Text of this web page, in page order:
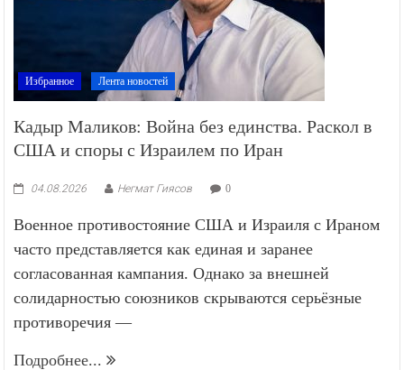
Избранное Лента новостей
Кадыр Маликов: Война без единства. Раскол в
США и споры с Израилем по Иран
04.08.2026 Негмат Гиясов 0
Военное противостояние США и Израиля с Ираном
часто представляется как единая и заранее
согласованная кампания. Однако за внешней
солидарностью союзников скрываются серьёзные
противоречия —
Подробнее...